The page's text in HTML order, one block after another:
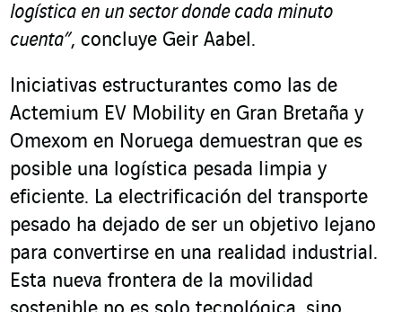
logística en un sector donde cada minuto
cuenta”, concluye Geir Aabel.
Iniciativas estructurantes como las de
Actemium EV Mobility en Gran Bretaña y
Omexom en Noruega demuestran que es
posible una logística pesada limpia y
eficiente. La electrificación del transporte
pesado ha dejado de ser un objetivo lejano
para convertirse en una realidad industrial.
Esta nueva frontera de la movilidad